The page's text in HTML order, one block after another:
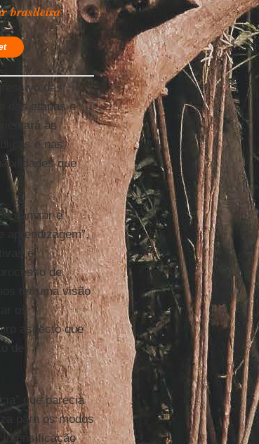
brasileira
das
das etapas e
as
e nas
que
organizar e
aprendizagem”,
e
de
ter uma visão
os
aspecto que
de
que parecia
para os modos
intensificação